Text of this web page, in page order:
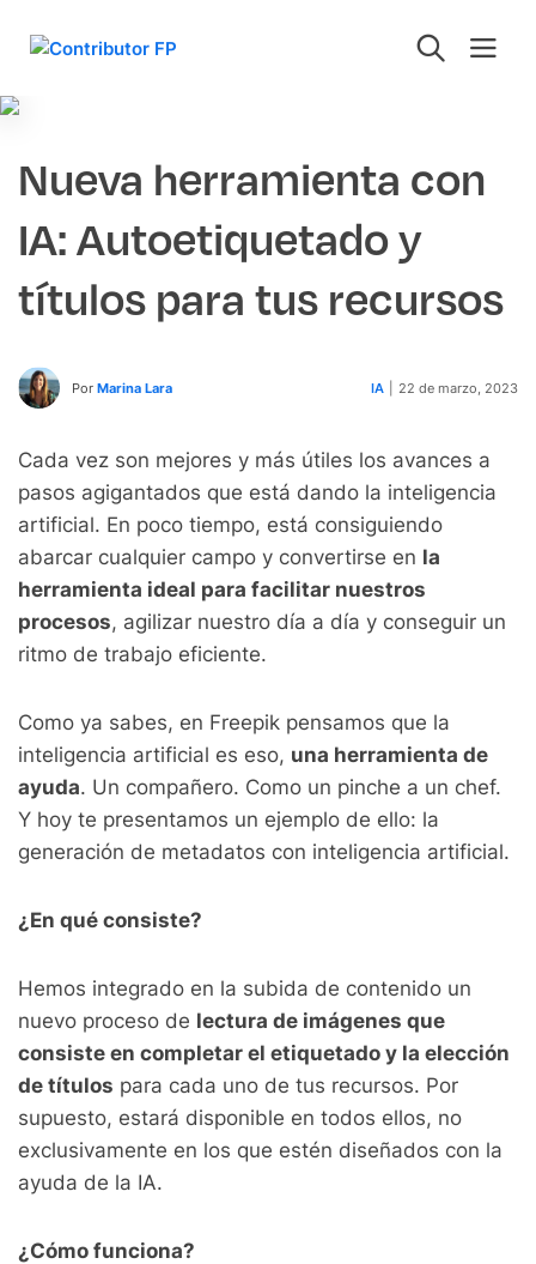
Nueva herramienta con
IA: Autoetiquetado y
títulos para tus recursos
Por Marina Lara IA 22 de marzo, 2023
Cada vez son mejores y más útiles los avances a
pasos agigantados que está dando la inteligencia
artificial. En poco tiempo, está consiguiendo
abarcar cualquier campo y convertirse en la
herramienta ideal para facilitar nuestros
procesos, agilizar nuestro día a día y conseguir un
ritmo de trabajo eficiente.
Como ya sabes, en Freepik pensamos que la
inteligencia artificial es eso, una herramienta de
ayuda. Un compañero. Como un pinche a un chef.
Y hoy te presentamos un ejemplo de ello: la
generación de metadatos con inteligencia artificial.
¿En qué consiste?
Hemos integrado en la subida de contenido un
nuevo proceso de lectura de imágenes que
consiste en completar el etiquetado y la elección
de títulos para cada uno de tus recursos. Por
supuesto, estará disponible en todos ellos, no
exclusivamente en los que estén diseñados con la
ayuda de la IA.
¿Cómo funciona?